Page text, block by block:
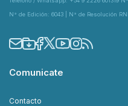
N° de Edición: 6043 | N° de Resolución
Comunicate
Contacto